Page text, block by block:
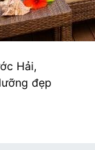
Hải,
đẹp